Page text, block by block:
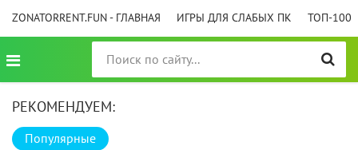
ZONATORRENT.FUN - ГЛАВНАЯ ИГРЫ ДЛЯ СЛАБЫХ ПК ТОП-100
РЕКОМЕНДУЕМ:
Популярные